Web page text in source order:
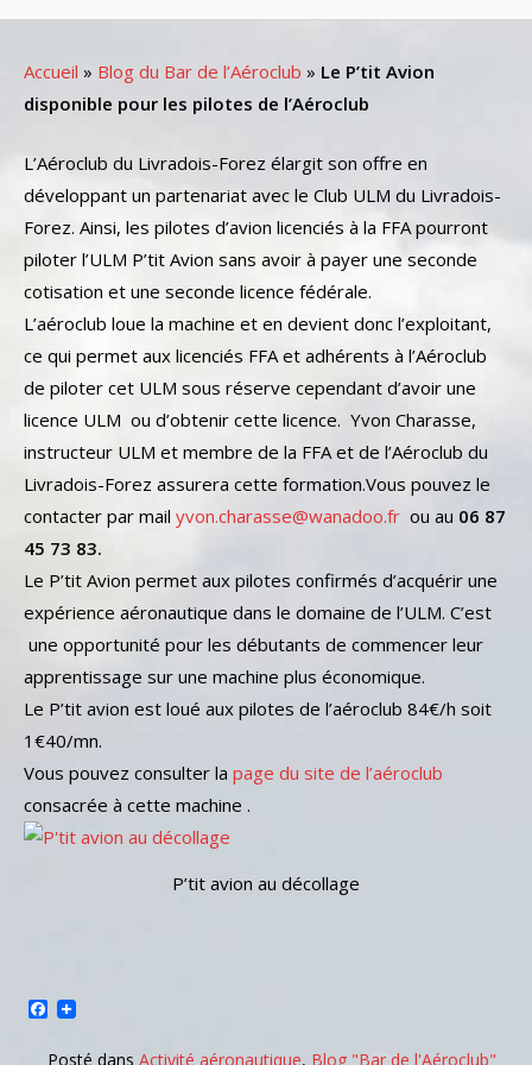
Accueil » Blog du Bar de l’Aéroclub » Le P’tit Avion
disponible pour les pilotes de l’Aéroclub
L’Aéroclub du Livradois-Forez élargit son offre en
développant un partenariat avec le Club ULM du Livradois-
Forez. Ainsi, les pilotes d’avion licenciés à la FFA pourront
piloter l’ULM P’tit Avion sans avoir à payer une seconde
cotisation et une seconde licence fédérale.
L’aéroclub loue la machine et en devient donc l’exploitant,
ce qui permet aux licenciés FFA et adhérents à l’Aéroclub
de piloter cet ULM sous réserve cependant d’avoir une
licence ULM ou d’obtenir cette licence. Yvon Charasse,
instructeur ULM et membre de la FFA et de l’Aéroclub du
Livradois-Forez assurera cette formation.Vous pouvez le
contacter par mail yvon.charasse@wanadoo.fr ou au 06 87
45 73 83.
Le P’tit Avion permet aux pilotes confirmés d’acquérir une
expérience aéronautique dans le domaine de l’ULM. C’est
une opportunité pour les débutants de commencer leur
apprentissage sur une machine plus économique.
Le P’tit avion est loué aux pilotes de l’aéroclub 84€/h soit
1€40/mn.
Vous pouvez consulter la page du site de l’aéroclub
consacrée à cette machine .
P’tit avion au décollage
Facebook
Posté dans Activité aéronautique, Blog "Bar de l'Aéroclub"